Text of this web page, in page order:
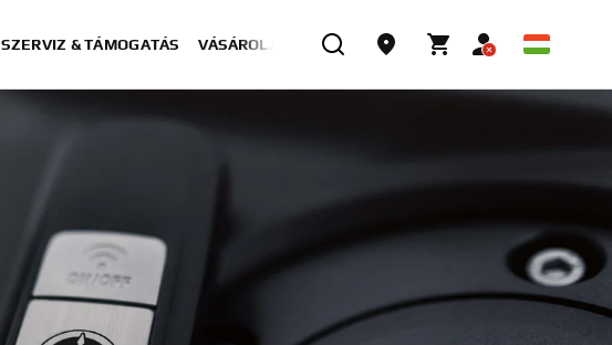
SZERVIZ & TÁMOGATÁS VÁSÁROLJON MOST